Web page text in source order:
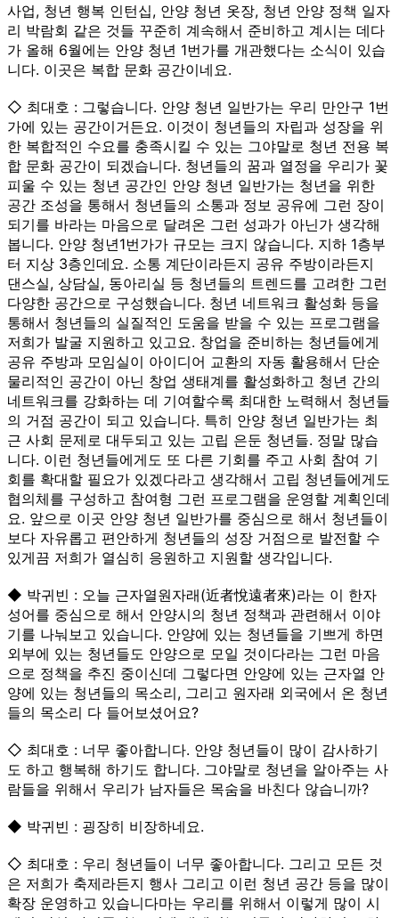
사업, 청년 행복 인턴십, 안양 청년 옷장, 청년 안양 정책 일자
리 박람회 같은 것들 꾸준히 계속해서 준비하고 계시는 데다
가 올해 6월에는 안양 청년 1번가를 개관했다는 소식이 있습
니다. 이곳은 복합 문화 공간이네요.
◇ 최대호 : 그렇습니다. 안양 청년 일반가는 우리 만안구 1번
가에 있는 공간이거든요. 이것이 청년들의 자립과 성장을 위
한 복합적인 수요를 충족시킬 수 있는 그야말로 청년 전용 복
합 문화 공간이 되겠습니다. 청년들의 꿈과 열정을 우리가 꽃
피울 수 있는 청년 공간인 안양 청년 일반가는 청년을 위한
공간 조성을 통해서 청년들의 소통과 정보 공유에 그런 장이
되기를 바라는 마음으로 달려온 그런 성과가 아닌가 생각해
봅니다. 안양 청년1번가가 규모는 크지 않습니다. 지하 1층부
터 지상 3층인데요. 소통 계단이라든지 공유 주방이라든지
댄스실, 상담실, 동아리실 등 청년들의 트렌드를 고려한 그런
다양한 공간으로 구성했습니다. 청년 네트워크 활성화 등을
통해서 청년들의 실질적인 도움을 받을 수 있는 프로그램을
저희가 발굴 지원하고 있고요. 창업을 준비하는 청년들에게
공유 주방과 모임실이 아이디어 교환의 자동 활용해서 단순
물리적인 공간이 아닌 창업 생태계를 활성화하고 청년 간의
네트워크를 강화하는 데 기여할수록 최대한 노력해서 청년들
의 거점 공간이 되고 있습니다. 특히 안양 청년 일반가는 최
근 사회 문제로 대두되고 있는 고립 은둔 청년들. 정말 많습
니다. 이런 청년들에게도 또 다른 기회를 주고 사회 참여 기
회를 확대할 필요가 있겠다라고 생각해서 고립 청년들에게도
협의체를 구성하고 참여형 그런 프로그램을 운영할 계획인데
요. 앞으로 이곳 안양 청년 일반가를 중심으로 해서 청년들이
보다 자유롭고 편안하게 청년들의 성장 거점으로 발전할 수
있게끔 저희가 열심히 응원하고 지원할 생각입니다.
◆ 박귀빈 : 오늘 근자열원자래(近者悅遠者來)라는 이 한자
성어를 중심으로 해서 안양시의 청년 정책과 관련해서 이야
기를 나눠보고 있습니다. 안양에 있는 청년들을 기쁘게 하면
외부에 있는 청년들도 안양으로 모일 것이다라는 그런 마음
으로 정책을 추진 중이신데 그렇다면 안양에 있는 근자열 안
양에 있는 청년들의 목소리, 그리고 원자래 외국에서 온 청년
들의 목소리 다 들어보셨어요?
◇ 최대호 : 너무 좋아합니다. 안양 청년들이 많이 감사하기
도 하고 행복해 하기도 합니다. 그야말로 청년을 알아주는 사
람들을 위해서 우리가 남자들은 목숨을 바친다 않습니까?
◆ 박귀빈 : 굉장히 비장하네요.
◇ 최대호 : 우리 청년들이 너무 좋아합니다. 그리고 모든 것
은 저희가 축제라든지 행사 그리고 이런 청년 공간 등을 많이
확장 운영하고 있습니다마는 우리를 위해서 이렇게 많이 시